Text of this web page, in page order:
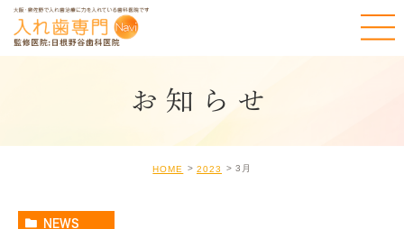
お知らせ
HOME 2023 3月
NEWS